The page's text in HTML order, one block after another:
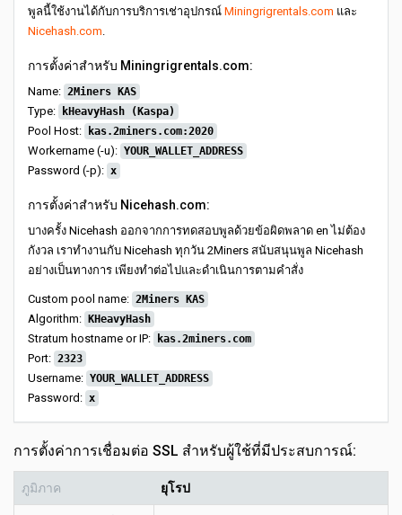
พูลนี้ใช้งานได้กับการบริการเช่าอุปกรณ์ Miningrigrentals.com และ
Nicehash.com.
การตั้งค่าสำหรับ Miningrigrentals.com:
Name: 2Miners KAS
Type: kHeavyHash (Kaspa)
Pool Host: kas.2miners.com:2020
Workername (-u): YOUR_WALLET_ADDRESS
Password (-p): x
การตั้งค่าสำหรับ Nicehash.com:
บางครั้ง Nicehash ออกจากการทดสอบพูลด้วยข้อผิดพลาด en ไม่ต้อง
กังวล เราทำงานกับ Nicehash ทุกวัน 2Miners สนับสนุนพูล Nicehash
อย่างเป็นทางการ เพียงทำต่อไปและดำเนินการตามคำสั่ง
Custom pool name: 2Miners KAS
Algorithm: KHeavyHash
Stratum hostname or IP: kas.2miners.com
Port: 2323
Username: YOUR_WALLET_ADDRESS
Password: x
การตั้งค่าการเชื่อมต่อ SSL สำหรับผู้ใช้ที่มีประสบการณ์:
ภูมิภาค ยุโรป